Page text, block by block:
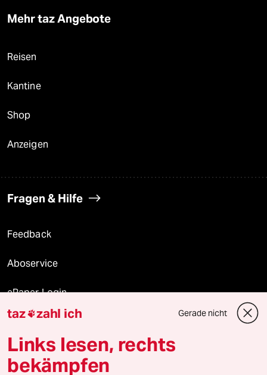
Mehr taz Angebote
Reisen
Kantine
Shop
Anzeigen
Fragen & Hilfe
Feedback
Aboservice
ePaper Login
Downloads für Abonnierende
taz zahl ich Gerade nicht
Links lesen, rechts
bekämpfen